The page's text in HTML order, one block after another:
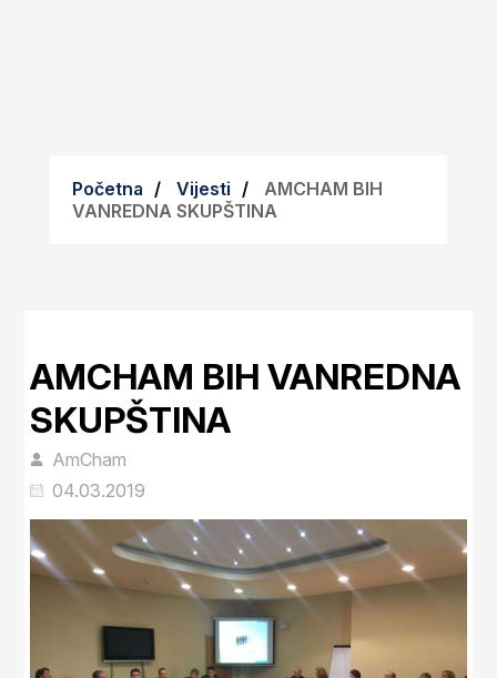
Početna Vijesti
AMCHAM BIH
VANREDNA SKUPŠTINA
AMCHAM BIH VANREDNA
SKUPŠTINA
AmCham
04.03.2019